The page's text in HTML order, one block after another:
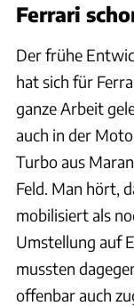
Ferrari
Der frühe
hat sich für
ganze Arbeit
auch in der
Turbo aus
Feld. Man hört,
mobilisiert als
Umstellung auf
mussten
offenbar auch